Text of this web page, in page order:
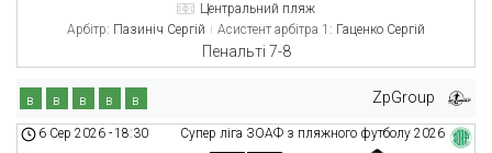
Центральний пляж
Арбітр: Пазиніч Сергій Асистент арбітра 1: Гаценко Сергій
Пенальті 7-8
ZpGroup
в в в в в
Супер ліга ЗОАФ з пляжного футболу 2026
6 Сер 2026 -18:30